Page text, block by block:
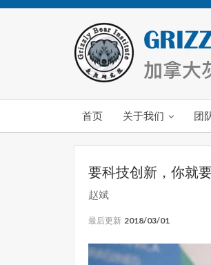
首页 关于我们 团
要科技创新，你就
赵斌
最后更新 2018/03/01